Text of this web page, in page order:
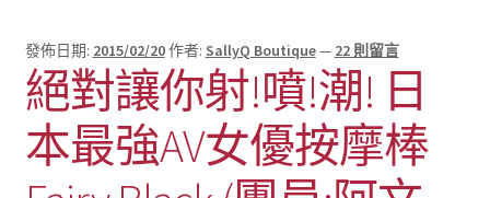
發佈日期: 2015/02/20作者: SallyQ Boutique— 22 則留言
絕對讓你射!噴!潮! 日
本最強AV女優按摩棒